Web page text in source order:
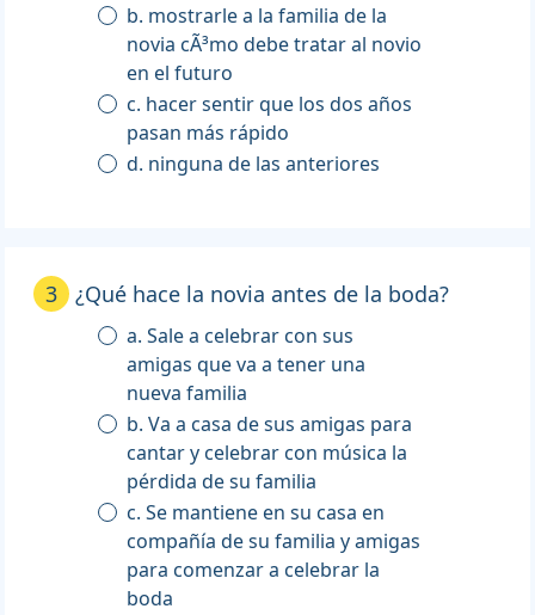
b. mostrarle a la familia de la
novia cÃ³mo debe tratar al novio
en el futuro
c. hacer sentir que los dos años
pasan más rápido
d. ninguna de las anteriores
3 ¿Qué hace la novia antes de la boda?
a. Sale a celebrar con sus
amigas que va a tener una
nueva familia
b. Va a casa de sus amigas para
cantar y celebrar con música la
pérdida de su familia
c. Se mantiene en su casa en
compañía de su familia y amigas
para comenzar a celebrar la
boda